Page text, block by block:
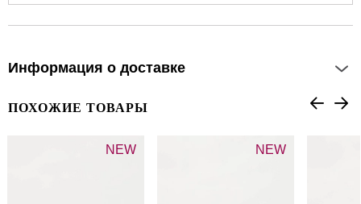
Информация о доставке
ПОХОЖИЕ ТОВАРЫ
NEW NEW